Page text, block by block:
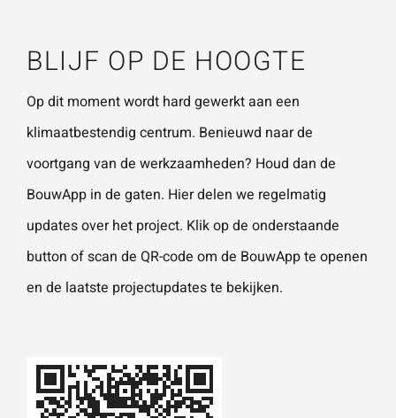
BLIJF OP DE HOOGTE
Op dit moment wordt hard gewerkt aan een
klimaatbestendig centrum. Benieuwd naar de
voortgang van de werkzaamheden? Houd dan de
BouwApp in de gaten. Hier delen we regelmatig
updates over het project. Klik op de onderstaande
button of scan de QR-code om de BouwApp te openen
en de laatste projectupdates te bekijken.